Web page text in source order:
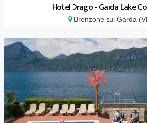
Hotel Drago - Garda Lake
Brenzone sul Garda